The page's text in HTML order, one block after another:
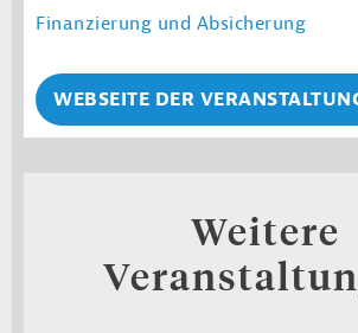
Finanzierung und Absicherung
WEBSEITE DER
Weitere